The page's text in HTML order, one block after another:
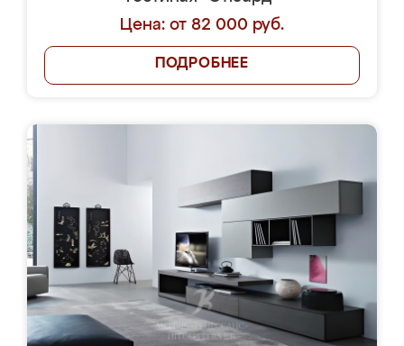
Цена: от 82 000 руб.
ПОДРОБНЕЕ